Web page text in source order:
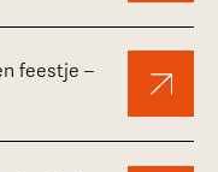
feestje –